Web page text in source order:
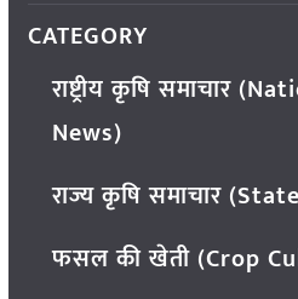
CATEGORY
राष्ट्रीय कृषि समाचार
News)
राज्य कृषि समाचार
फसल की खेती (Crop